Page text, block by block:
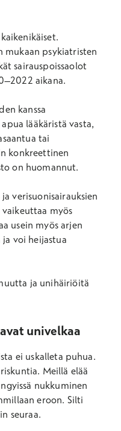
mukaan psykiatristen
sairauspoissaolot
aikana.
kanssa
lääkäristä vasta,
tai
konkreettinen
on huomannut.
verisuonisairauksien
myös
usein myös arjen
voi heijastua
ja unihäiriöitä
univelkaa
ei uskalleta puhua.
Meillä elää
nukkuminen
eroon. Silti
seuraa.